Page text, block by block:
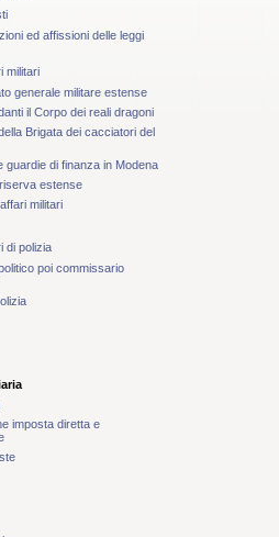
ed affissioni delle leggi
militari
generale militare estense
il Corpo dei reali dragoni
Brigata dei cacciatori del
guardie di finanza in Modena
estense
militari
di polizia
poi commissario
imposta diretta e